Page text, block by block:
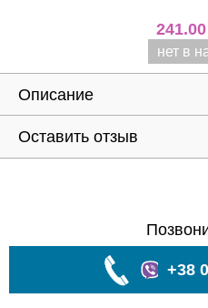
241.00
нет в
Описание
Оставить отзыв
+38